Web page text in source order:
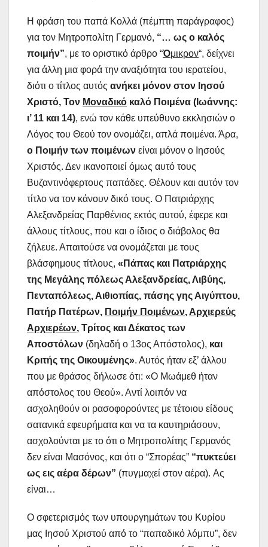
Η φράση του παπά Κολλά (πέμπτη παράγραφος)
για τον Μητροπολίτη Γερμανό, “… ως ο καλός
ποιμήν”, με το οριστικό άρθρο “Όμικρον“, δείχνει
για άλλη μια φορά την αναξιότητα του ιερατείου,
διότι ο τίτλος αυτός ανήκει μόνον στον Ιησού
Χριστό, Τον Μοναδικό καλό Ποιμένα (Ιωάννης:
ι’ 11 και 14), ενώ τον κάθε υπεύθυνο εκκλησιών ο
Λόγος του Θεού τον ονομάζει, απλά ποιμένα. Άρα,
ο Ποιμήν των ποιμένων είναι μόνον ο Ιησούς
Χριστός. Δεν ικανοποιεί όμως αυτό τους
Βυζαντινόφερτους παπάδες. Θέλουν και αυτόν τον
τίτλο να τον κάνουν δικό τους. Ο Πατριάρχης
Αλεξανδρείας Παρθένιος εκτός αυτού, έφερε και
άλλους τίτλους, που και ο ίδιος ο διάβολος θα
ζήλευε. Απαιτούσε να ονομάζεται με τους
βλάσφημους τίτλους, «Πάπας και Πατριάρχης
της Μεγάλης πόλεως Αλεξανδρείας, Λιβύης,
Πενταπόλεως, Αιθιοπίας, πάσης γης Αιγύπτου,
Πατήρ Πατέρων, Ποιμήν Ποιμένων, Αρχιερεύς
Αρχιερέων, Τρίτος και Δέκατος των
Αποστόλων (δηλαδή ο 13ος Απόστολος), και
Κριτής της Οικουμένης». Αυτός ήταν εξ’ άλλου
που με θράσος δήλωσε ότι: «Ο Μωάμεθ ήταν
απόστολος του Θεού». Αντί λοιπόν να
ασχοληθούν οι ρασοφορούντες με τέτοιου είδους
σατανικά εφευρήματα και να τα καυτηριάσουν,
ασχολούνται με το ότι ο Μητροπολίτης Γερμανός
δεν είναι Μασόνος, και ότι ο “Σπορέας” “πυκτεύει
ως εις αέρα δέρων” (πυγμαχεί στον αέρα). Ας
είναι…
Ο σφετερισμός των υπουργημάτων του Κυρίου
μας Ιησού Χριστού από το “παπαδικό λόμπυ”, δεν